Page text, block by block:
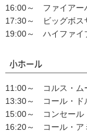
16:00～ ファイアー
17:30～ ビッグボス
19:00～ ハイファイ
小ホール
11:00～ コルス・ム
13:30～ コール・ド
15:00～ コンセール
16:20～ コール・ア